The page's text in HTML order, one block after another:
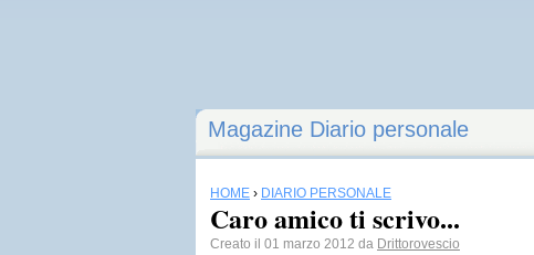
Magazine Diario personale
HOME › DIARIO PERSONALE
Caro amico ti scrivo...
Creato il 01 marzo 2012 da Drittorovescio